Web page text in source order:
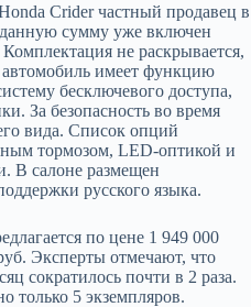
Crider частный продавец в
сумму уже включен
не раскрывается,
имеет функцию
бесключевого доступа,
За безопасность во время
вида. Список опций
тормозом, LED-оптикой и
В салоне размещен
русского языка.
по цене 1 949 000
Эксперты отмечают, что
сократилось почти в 2 раза.
только 5 экземпляров.